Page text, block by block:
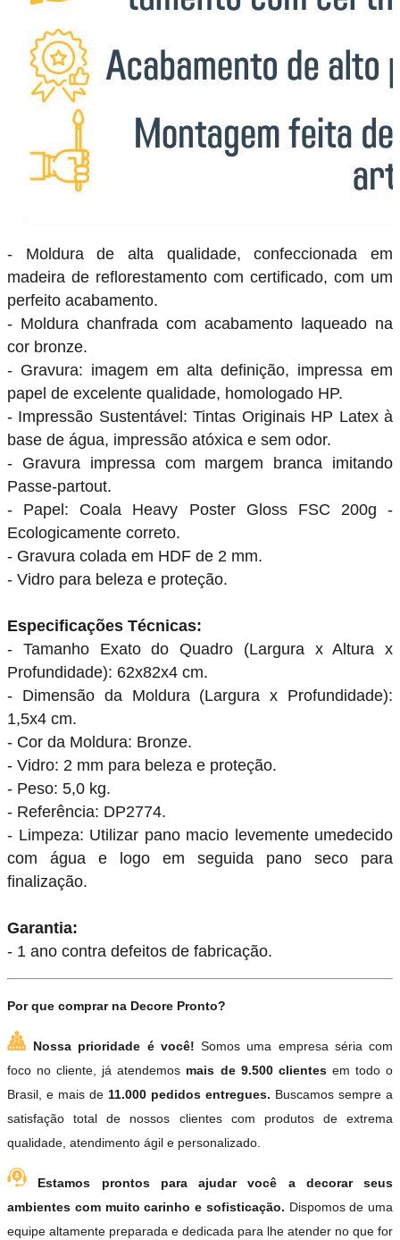
- Moldura de alta qualidade, confeccionada em
madeira de reflorestamento com certificado, com um
perfeito acabamento.
- Moldura chanfrada com acabamento laqueado na
cor bronze.
- Gravura: imagem em alta definição, impressa em
papel de excelente qualidade, homologado HP.
- Impressão Sustentável: Tintas Originais HP Latex à
base de água, impressão atóxica e sem odor.
- Gravura impressa com margem branca imitando
Passe-partout.
- Papel: Coala Heavy Poster Gloss FSC 200g -
Ecologicamente correto.
- Gravura colada em HDF de 2 mm.
- Vidro para beleza e proteção.
Especificações Técnicas:
- Tamanho Exato do Quadro (Largura x Altura x
Profundidade): 62x82x4 cm.
- Dimensão da Moldura (Largura x Profundidade):
1,5x4 cm.
- Cor da Moldura: Bronze.
- Vidro: 2 mm para beleza e proteção.
- Peso: 5,0 kg.
- Referência: DP2774.
- Limpeza: Utilizar pano macio levemente umedecido
com água e logo em seguida pano seco para
finalização.
Garantia:
- 1 ano contra defeitos de fabricação.
Por que comprar na Decore Pronto?
Nossa prioridade é você!Somos uma empresa séria com
foco no cliente, já atendemos mais de 9.500 clientesem todo o
Brasil, e mais de 11.000 pedidos entregues. Buscamos sempre a
satisfação total de nossos clientes com produtos de extrema
qualidade, atendimento ágil e personalizado.
Estamos prontos para ajudar você a decorar seus
ambientes com muito carinho e sofisticação. Dispomos de uma
equipe altamente preparada e dedicada para lhe atender no que for